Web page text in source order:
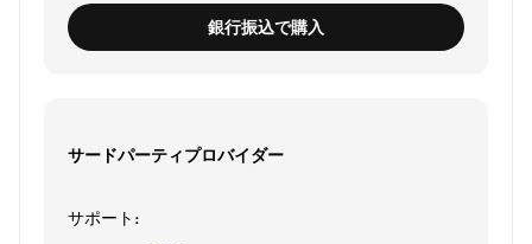
銀行振込で購入
サードパーティプロバイダー
サポート: